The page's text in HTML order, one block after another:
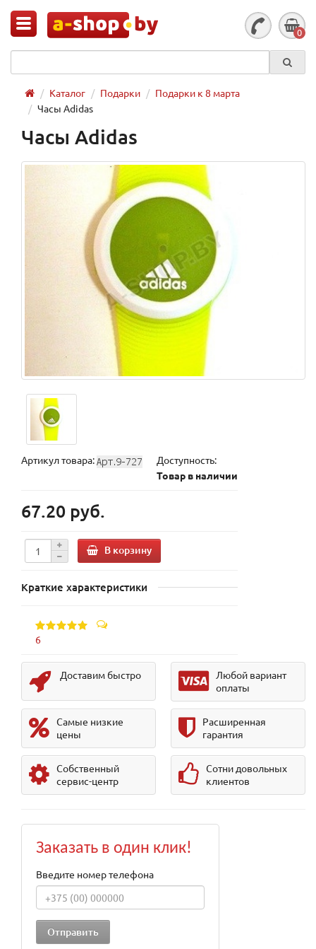
0
Каталог Подарки
Подарки к 8 марта
Часы Adidas
Часы Adidas
Артикул товара:
Доступность:
Товар в наличии
67.20 руб.
В корзину
Краткие характеристики
6
Доставим быстро
Любой вариант
оплаты
Самые низкие
цены
Расширенная
гарантия
Собственный
сервис-центр
Сотни довольных
клиентов
Заказать в один клик!
Введите номер телефона